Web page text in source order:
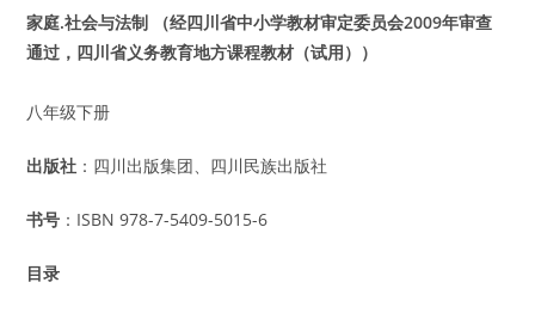
家庭.社会与法制 （经四川省中小学教材审定委员会2009年审查
通过，四川省义务教育地方课程教材（试用））
八年级下册
出版社 ：四川出版集团、四川民族出版社
书号 ：ISBN 978-7-5409-5015-6
目录